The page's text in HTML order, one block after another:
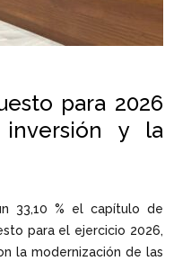
para 2026
y la
33,10 % el capítulo de
para el ejercicio 2026,
la modernización de las